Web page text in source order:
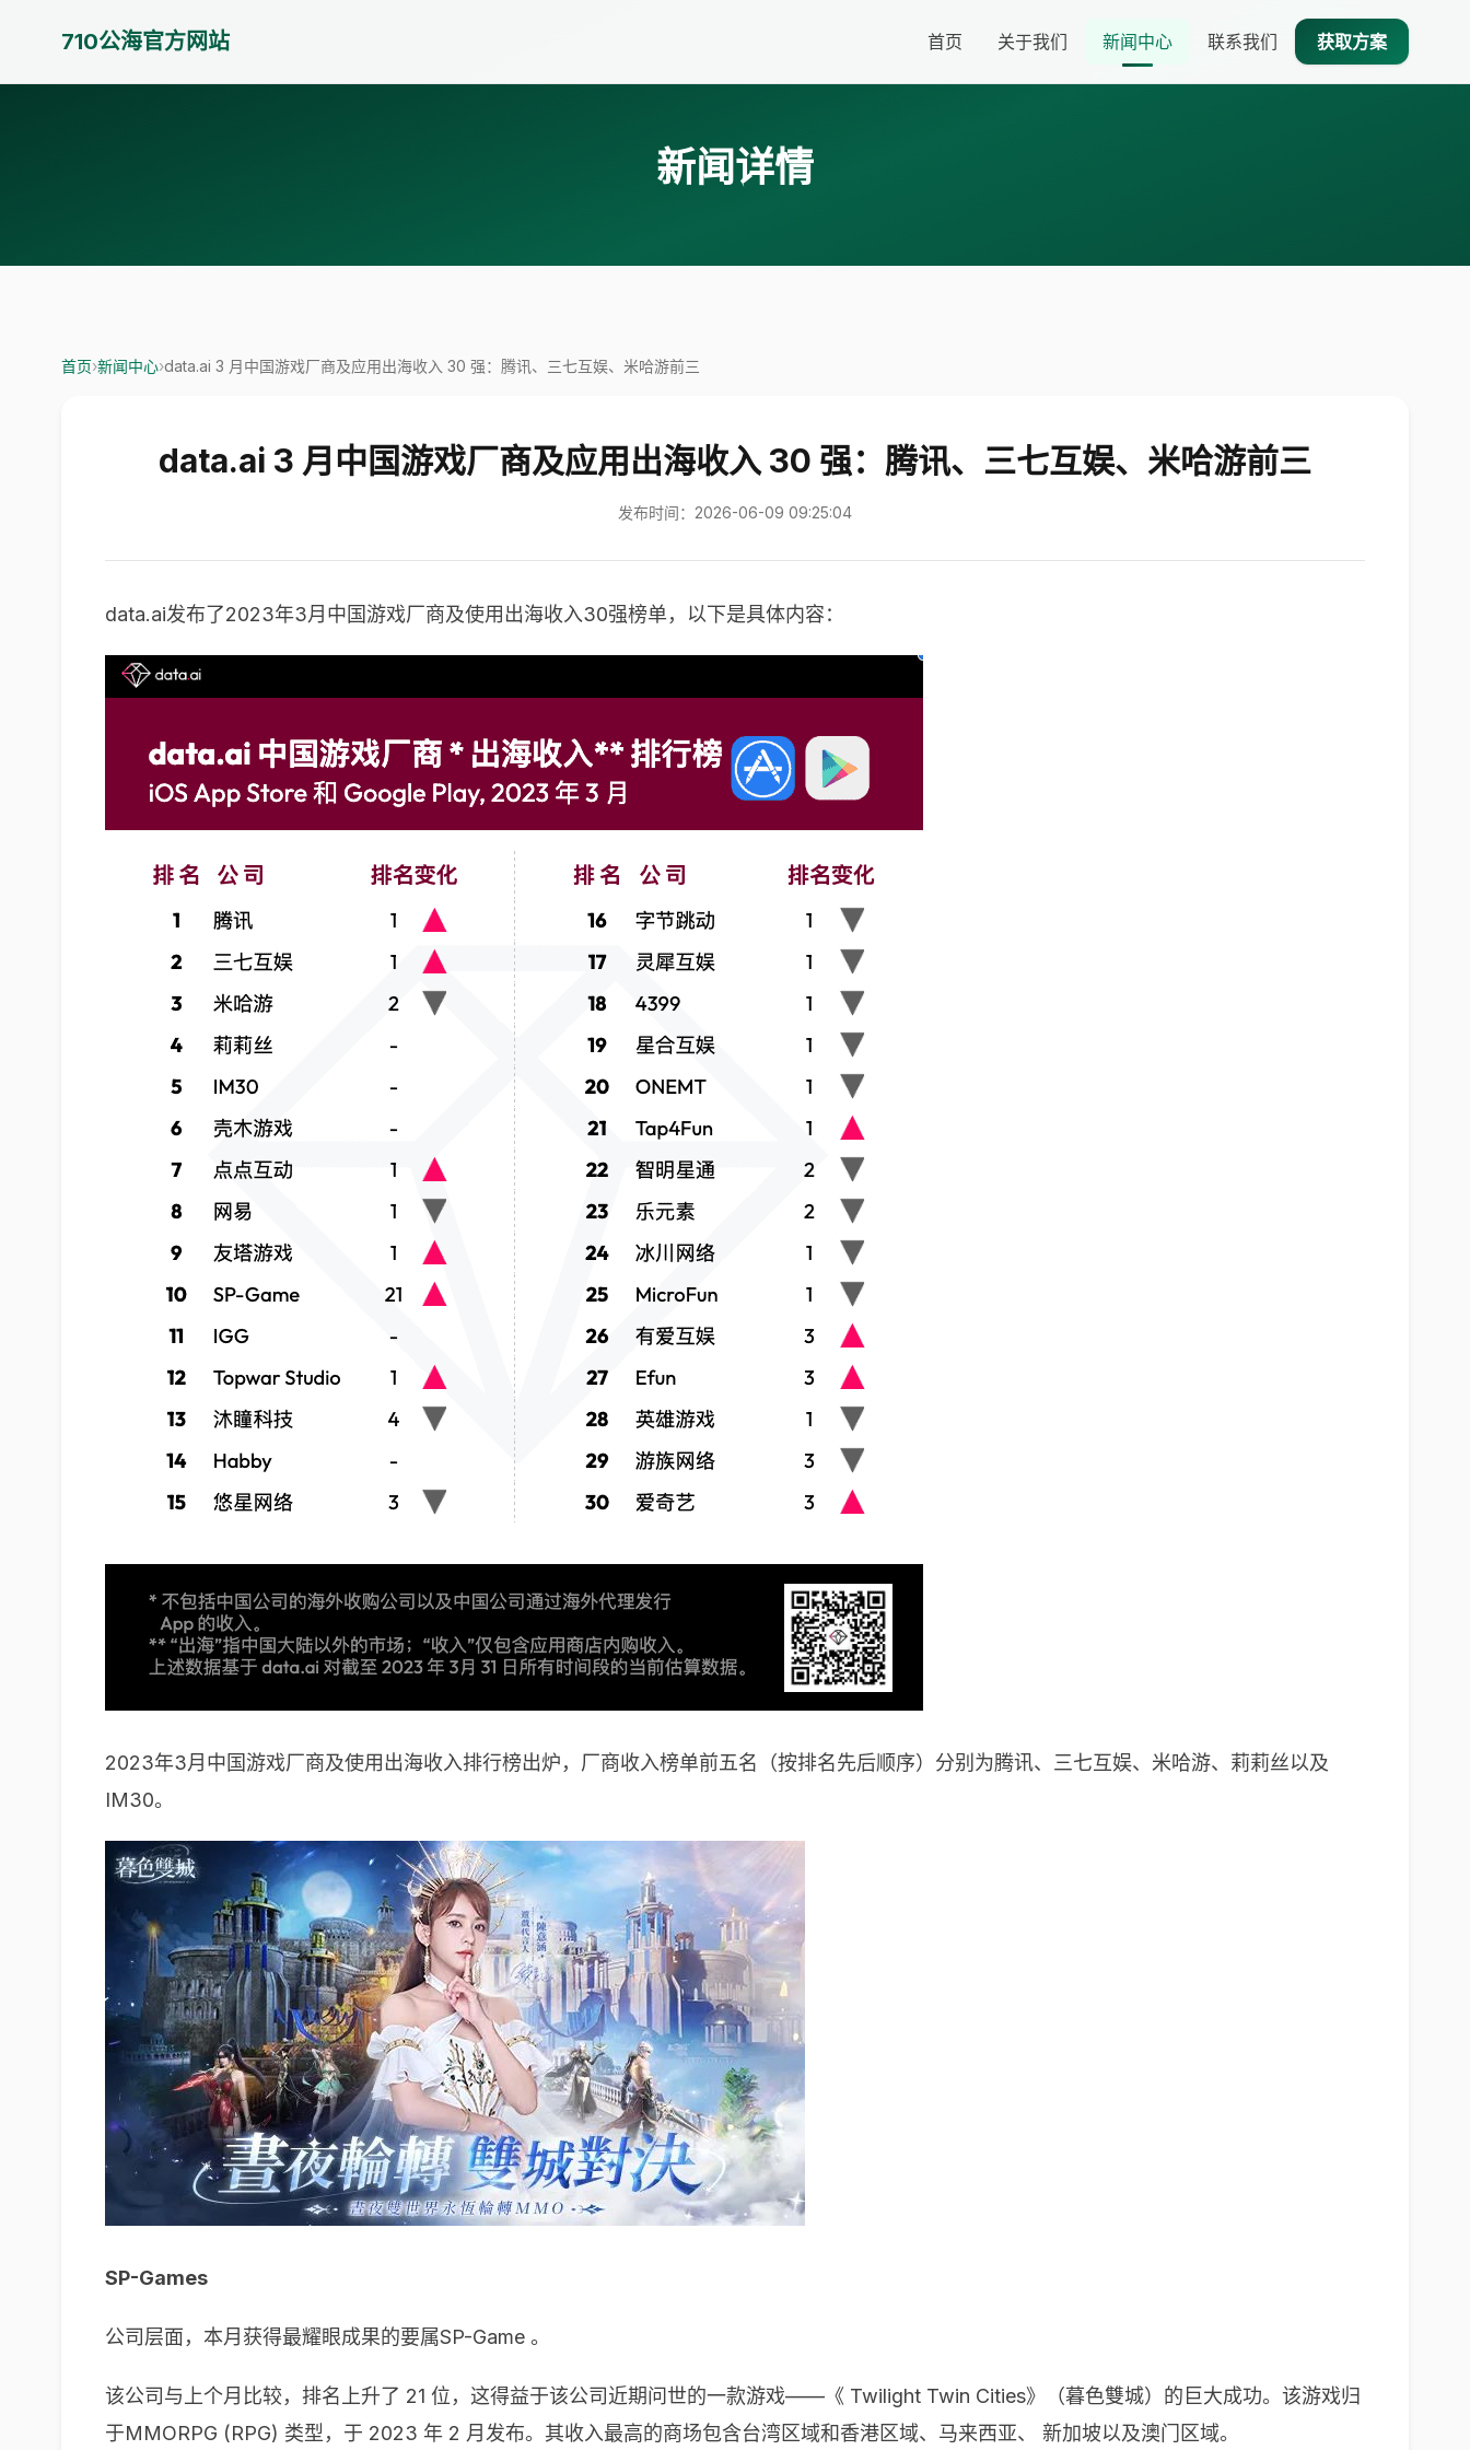
710公海官方网站 首页 关于我们 新闻中心 联系我们 获取方案
新闻详情
首页›新闻中心›data.ai 3 月中国游戏厂商及应用出海收入 30 强：腾讯、三七互娱、米哈游前三
data.ai 3 月中国游戏厂商及应用出海收入 30 强：腾讯、三七互娱、米哈游前三
发布时间：2026-06-09 09:25:04
data.ai发布了2023年3月中国游戏厂商及使用出海收入30强榜单，以下是具体内容：
2023年3月中国游戏厂商及使用出海收入排行榜出炉，厂商收入榜单前五名（按排名先后顺序）分别为腾讯、三七互娱、米哈游、莉莉丝以及
IM30。
SP-Games
公司层面，本月获得最耀眼成果的要属SP-Game 。
该公司与上个月比较，排名上升了 21 位，这得益于该公司近期问世的一款游戏——《 Twilight Twin Cities》（暮色雙城）的巨大成功。该游戏归
于MMORPG (RPG) 类型，于 2023 年 2 月发布。其收入最高的商场包含台湾区域和香港区域、马来西亚、 新加坡以及澳门区域。